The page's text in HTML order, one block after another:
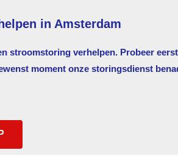
in Amsterdam
stroomstoring verhelpen. Probeer
moment onze storingsdienst